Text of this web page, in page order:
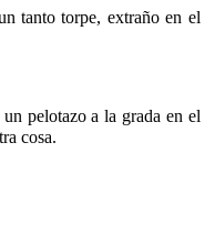
tanto torpe, extraño en el
pelotazo a la grada en el
cosa.